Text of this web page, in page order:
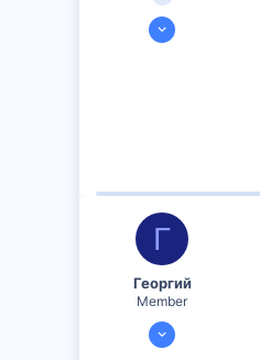
2 Ноя 2023
Г
Георгий
Member
16 Янв 2024